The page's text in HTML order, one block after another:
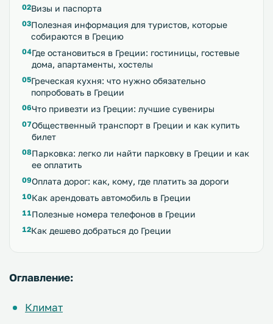
Визы и паспорта
Полезная информация для туристов, которые
собираются в Грецию
Где остановиться в Греции: гостиницы, гостевые
дома, апартаменты, хостелы
Греческая кухня: что нужно обязательно
попробовать в Греции
Что привезти из Греции: лучшие сувениры
Общественный транспорт в Греции и как купить
билет
Парковка: легко ли найти парковку в Греции и как
ее оплатить
Оплата дорог: как, кому, где платить за дороги
Как арендовать автомобиль в Греции
Полезные номера телефонов в Греции
Как дешево добраться до Греции
Оглавление:
Климат